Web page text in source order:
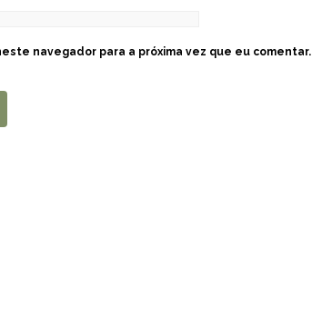
navegador para a próxima vez que eu comentar.